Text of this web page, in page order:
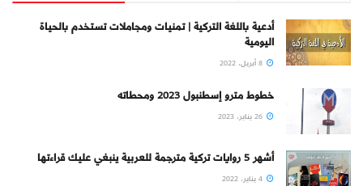
أدعية باللغة التركية | تمنيات ومجاملات تستخدم بالحياة
اليومية
خطوط مترو إسطنبول 2023 ومحطاته
أشهر 5 روايات تركية مترجمة للعربية ينبغي عليك قراءتها